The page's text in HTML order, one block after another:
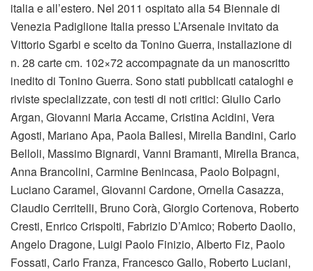
italia e all’estero. Nel 2011 ospitato alla 54 Biennale di
Venezia Padiglione Italia presso L’Arsenale invitato da
Vittorio Sgarbi e scelto da Tonino Guerra, installazione di
n. 28 carte cm. 102×72 accompagnate da un manoscritto
inedito di Tonino Guerra. Sono stati pubblicati cataloghi e
riviste specializzate, con testi di noti critici: Giulio Carlo
Argan, Giovanni Maria Accame, Cristina Acidini, Vera
Agosti, Mariano Apa, Paola Ballesi, Mirella Bandini, Carlo
Belloli, Massimo Bignardi, Vanni Bramanti, Mirella Branca,
Anna Brancolini, Carmine Benincasa, Paolo Bolpagni,
Luciano Caramel, Giovanni Cardone, Ornella Casazza,
Claudio Cerritelli, Bruno Corà, Giorgio Cortenova, Roberto
Cresti, Enrico Crispolti, Fabrizio D’Amico; Roberto Daolio,
Angelo Dragone, Luigi Paolo Finizio, Alberto Fiz, Paolo
Fossati, Carlo Franza, Francesco Gallo, Roberto Luciani,